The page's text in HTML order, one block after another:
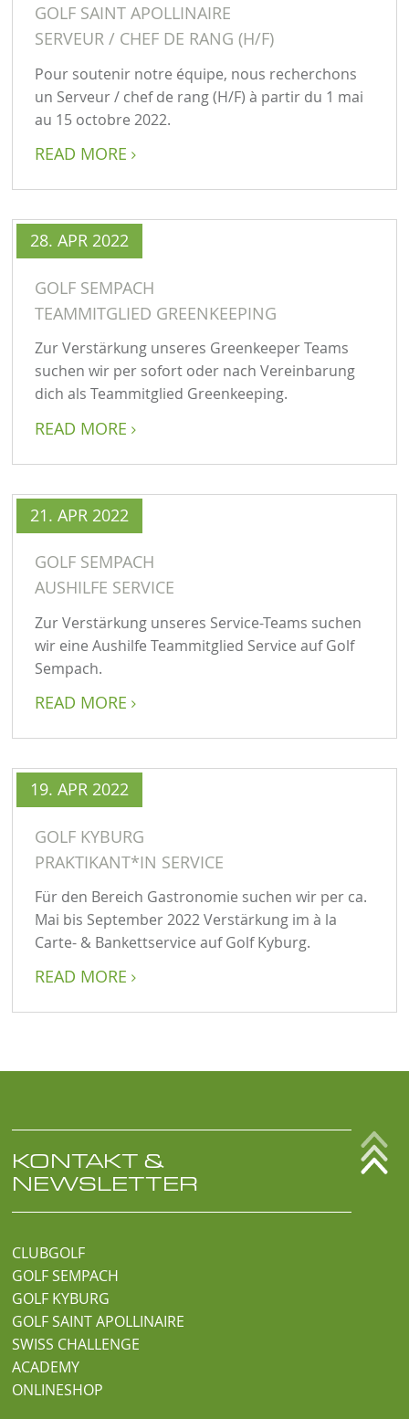
GOLF SAINT APOLLINAIRE
SERVEUR / CHEF DE RANG (H/F)
Pour soutenir notre équipe, nous recherchons
un Serveur / chef de rang (H/F) à partir du 1 mai
au 15 octobre 2022.
READ MORE
28. APR 2022
GOLF SEMPACH
TEAMMITGLIED GREENKEEPING
Zur Verstärkung unseres Greenkeeper Teams
suchen wir per sofort oder nach Vereinbarung
dich als Teammitglied Greenkeeping.
READ MORE
21. APR 2022
GOLF SEMPACH
AUSHILFE SERVICE
Zur Verstärkung unseres Service-Teams suchen
wir eine Aushilfe Teammitglied Service auf Golf
Sempach.
READ MORE
19. APR 2022
GOLF KYBURG
PRAKTIKANT*IN SERVICE
Für den Bereich Gastronomie suchen wir per ca.
Mai bis September 2022 Verstärkung im à la
Carte- & Bankettservice auf Golf Kyburg.
READ MORE
KONTAKT &
NEWSLETTER
CLUBGOLF
GOLF SEMPACH
GOLF KYBURG
GOLF SAINT APOLLINAIRE
SWISS CHALLENGE
ACADEMY
ONLINESHOP